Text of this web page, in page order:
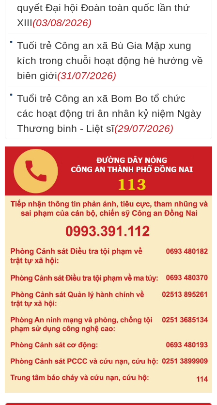
quyết Đại hội Đoàn toàn quốc lần thứ
XIII(03/08/2026)
Tuổi trẻ Công an xã Bù Gia Mập xung
kích trong chuỗi hoạt động hè hướng về
biên giới(31/07/2026)
Tuổi trẻ Công an xã Bom Bo tổ chức
các hoạt động tri ân nhân kỷ niệm Ngày
Thương binh - Liệt sĩ(29/07/2026)